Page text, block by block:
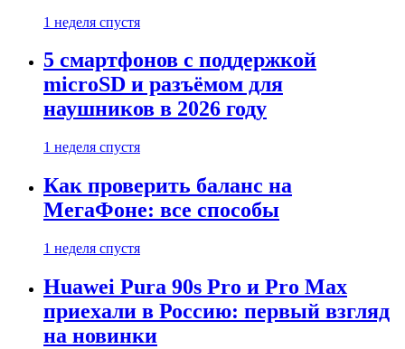
1 неделя спустя
5 смартфонов с поддержкой
microSD и разъёмом для
наушников в 2026 году
1 неделя спустя
Как проверить баланс на
МегаФоне: все способы
1 неделя спустя
Huawei Pura 90s Pro и Pro Max
приехали в Россию: первый взгляд
на новинки